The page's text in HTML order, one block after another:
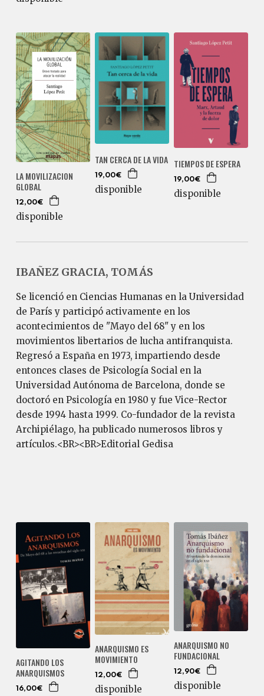
LA MOVILIZACION
GLOBAL
12,00€
disponible
TAN CERCA DE LA VIDA
19,00€
disponible
TIEMPOS DE ESPERA
19,00€
disponible
IBAÑEZ GRACIA, TOMÁS
Se licenció en Ciencias Humanas en la Universidad
de París y participó activamente en los
acontecimientos de "Mayo del 68" y en los
movimientos libertarios de lucha antifranquista.
Regresó a España en 1973, impartiendo desde
entonces clases de Psicología Social en la
Universidad Autónoma de Barcelona, donde se
doctoró en Psicología en 1980 y fue Vice-Rector
desde 1994 hasta 1999. Co-fundador de la revista
Archipiélago, ha publicado numerosos libros y
artículos.<BR><BR>Editorial Gedisa
AGITANDO LOS
ANARQUISMOS
16,00€
ANARQUISMO ES
MOVIMIENTO
12,00€
disponible
ANARQUISMO NO
FUNDACIONAL
12,90€
disponible